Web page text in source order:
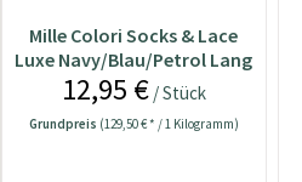
Mille Colori Socks & Lace
Luxe Navy/Blau/Petrol Lang
Yarns Wolle
12,95 €/ Stück
Grundpreis (129,50 € * / 1 Kilogramm)